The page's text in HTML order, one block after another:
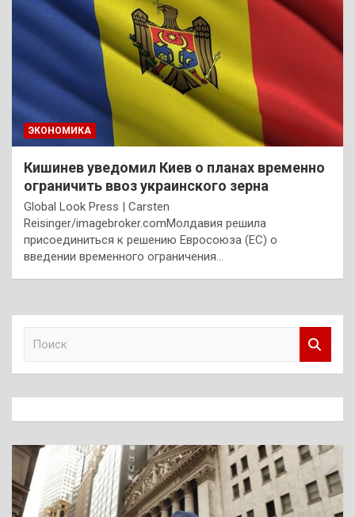
ЭКОНОМИКА
Кишинев уведомил Киев о планах временно
ограничить ввоз украинского зерна
Global Look Press | Carsten
Reisinger/imagebroker.comМолдавия решила
присоединиться к решению Евросоюза (ЕС) о
введении временного ограничения…
к